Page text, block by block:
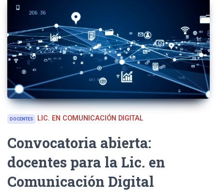
DOCENTES LIC. EN COMUNICACIÓN DIGITAL
Convocatoria abierta:
docentes para la Lic. en
Comunicación Digital